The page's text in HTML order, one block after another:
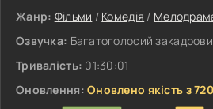
Жанр: Фільми / Комедія /
Озвучка: Багатоголосий
Тривалість: 01:30:01
Оновлення: Оновлено якість з